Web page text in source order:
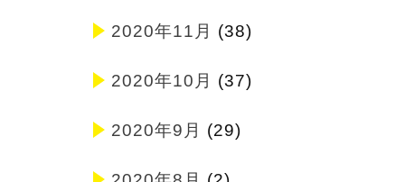
2020年11月 (38)
2020年10月 (37)
2020年9月 (29)